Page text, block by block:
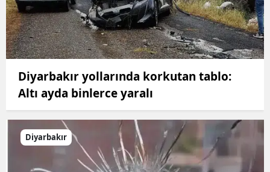
Diyarbakır yollarında korkutan tablo:
Altı ayda binlerce yaralı
Diyarbakır